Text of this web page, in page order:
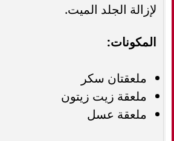
لإزالة الجلد الميت.
المكونات:
ملعقتان سكر
ملعقة زيت زيتون
ملعقة عسل